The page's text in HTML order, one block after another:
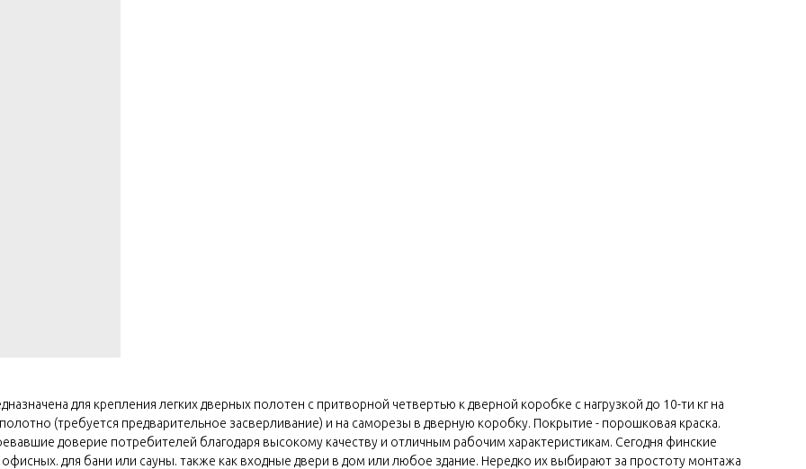
для крепления легких дверных полотен с притворной четвертью к дверной коробке с нагрузкой до 10-ти кг на
(требуется предварительное засверливание) и на саморезы в дверную коробку. Покрытие - порошковая краска.
доверие потребителей благодаря высокому качеству и отличным рабочим характеристикам. Сегодня финские
для бани или сауны. также как входные двери в дом или любое здание. Нередко их выбирают за простоту монтажа